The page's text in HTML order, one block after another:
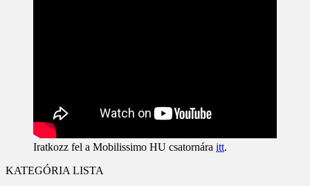
Iratkozz fel a Mobilissimo HU csatornára itt.
KATEGÓRIA LISTA